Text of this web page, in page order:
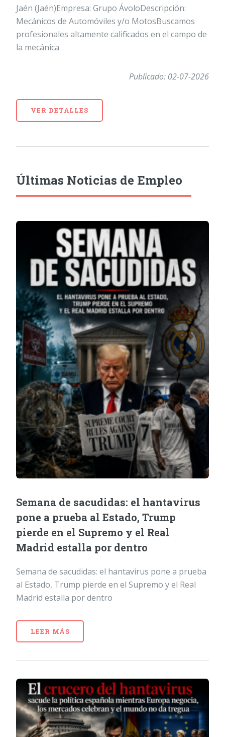
Jaén (Jaén)Empresa: Grupo ÁvoloDescripción:
Mecánicos de Automóviles y/o MotosBuscamos
profesionales altamente calificados en el campo de
la mecánica
Publicado: 02-07-2026
VER DETALLES
Últimas Noticias de Empleo
Semana de sacudidas: el hantavirus
pone a prueba al Estado, Trump
pierde en el Supremo y el Real
Madrid estalla por dentro
Semana de sacudidas: el hantavirus pone a prueba
al Estado, Trump pierde en el Supremo y el Real
Madrid estalla por dentro
LEER MÁS